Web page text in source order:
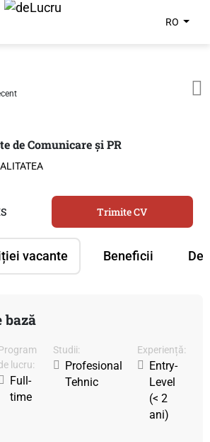
RO
de Comunicare și PR
vacante Beneficii
Trimite CV
lucru:
Full-
time
Studii:
Profesional
Tehnic
Experiență:
Entry-
Level
(< 2
ani)